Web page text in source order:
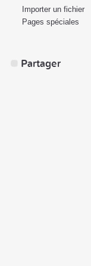
Importer un fichier
Pages spéciales
Partager